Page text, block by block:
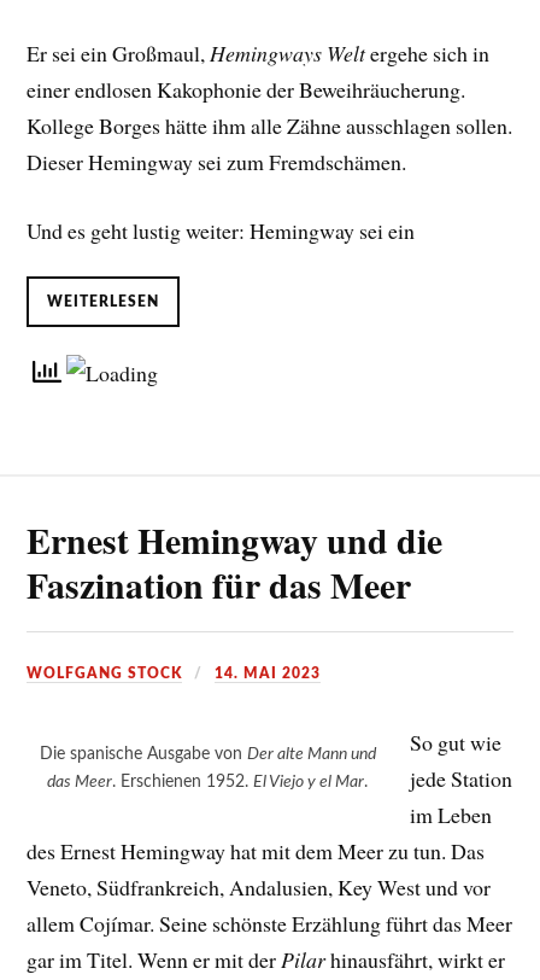
Er sei ein Großmaul, Hemingways Weltergehe sich in
einer endlosen Kakophonie der Beweihräucherung.
Kollege Borges hätte ihm alle Zähne ausschlagen sollen.
Dieser Hemingway sei zum Fremdschämen.
Und es geht lustig weiter: Hemingway sei ein
WEITERLESEN
Ernest Hemingway und die
Faszination für das Meer
WOLFGANG STOCK 14. MAI 2023
Die spanische Ausgabe von Der alte Mann und
das Meer. Erschienen 1952.El Viejo y el Mar.
So gut wie
jede Station
im Leben
des Ernest Hemingway hat mit dem Meer zu tun. Das
Veneto, Südfrankreich, Andalusien, Key West und vor
allem Cojímar. Seine schönste Erzählung führt das Meer
gar im Titel. Wenn er mit derPilarhinausfährt, wirkt er